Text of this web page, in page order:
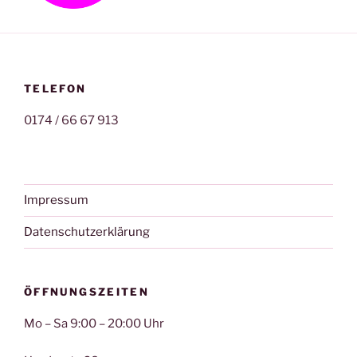
TELEFON
0174 / 66 67 913
Impressum
Datenschutzerklärung
ÖFFNUNGSZEITEN
Mo – Sa 9:00 – 20:00 Uhr